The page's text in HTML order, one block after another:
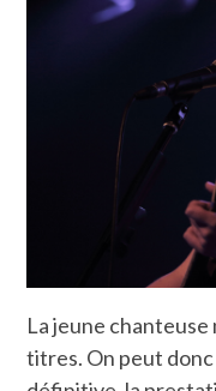
La jeune chanteuse
titres. On peut